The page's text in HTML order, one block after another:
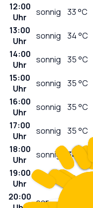
12:00
Uhr
sonnig 33°C
13:00
Uhr
sonnig 34°C
14:00
Uhr
sonnig 35°C
15:00
Uhr
sonnig 35°C
16:00
Uhr
sonnig 35°C
17:00
Uhr
sonnig 35°C
18:00
Uhr
sonnig 34 °C
19:00
Uhr
34°C
20:00 sonnig